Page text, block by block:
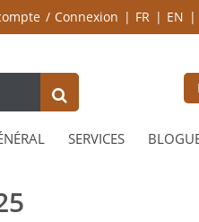
Connexion FR EN
SERVICES